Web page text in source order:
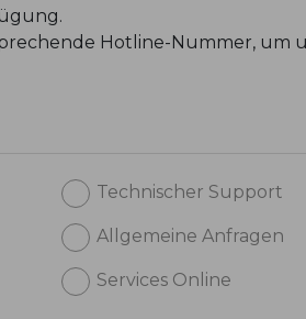
Hotline-Nummer, um
Technischer Support
Allgemeine Anfragen
Services Online